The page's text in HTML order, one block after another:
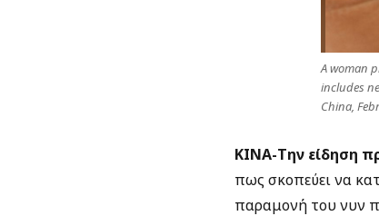
A woman
includes
China,
ΚΙΝΑ-Την είδηση
πως σκοπεύει να
παραμονή του νυν